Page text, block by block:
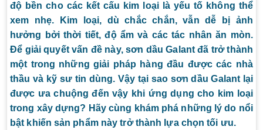
độ bền cho các kết cấu kim loại là yếu tố không thể
xem nhẹ. Kim loại, dù chắc chắn, vẫn dễ bị ảnh
hưởng bởi thời tiết, độ ẩm và các tác nhân ăn mòn.
Để giải quyết vấn đề này, sơn dầu Galant đã trở thành
một trong những giải pháp hàng đầu được các nhà
thầu và kỹ sư tin dùng. Vậy tại sao sơn dầu Galant lại
được ưa chuộng đến vậy khi ứng dụng cho kim loại
trong xây dựng? Hãy cùng khám phá những lý do nổi
bật khiến sản phẩm này trở thành lựa chọn tối ưu.